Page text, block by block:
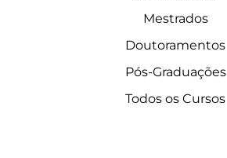
Mestrados
Doutoramentos
Pós-Graduações
Todos os Cursos